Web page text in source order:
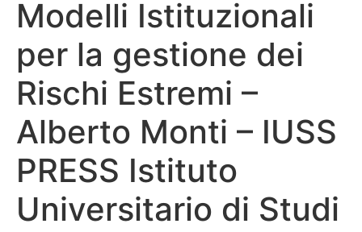
Modelli Istituzionali
per la gestione dei
Rischi Estremi –
Alberto Monti – IUSS
PRESS Istituto
Universitario di Studi